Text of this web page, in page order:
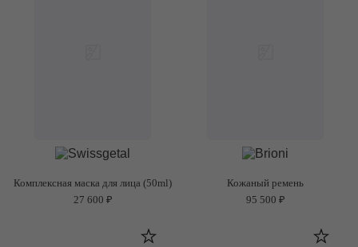
Комплексная маска для лица (50ml)
27 600 ₽
Кожаный ремень
95 500 ₽